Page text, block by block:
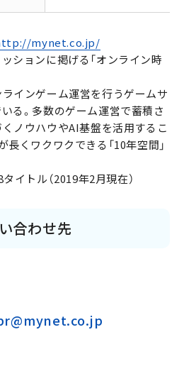
mynet.co.jp/
ションに掲げる「オンライン時
インゲーム運営を行うゲームサ
る。多数のゲーム運営で蓄積さ
ノウハウやAI基盤を活用するこ
長くワクワクできる「10年空間」
イトル（2019年2月現在）
合わせ先